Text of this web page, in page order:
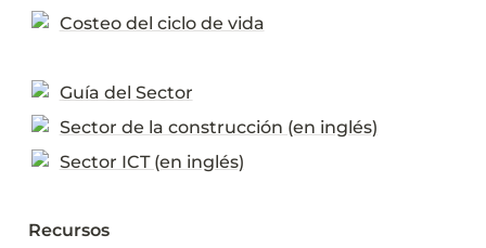
Costeo del ciclo de vida
Guía del Sector
Sector de la construcción (en inglés)
Sector ICT (en inglés)
Recursos